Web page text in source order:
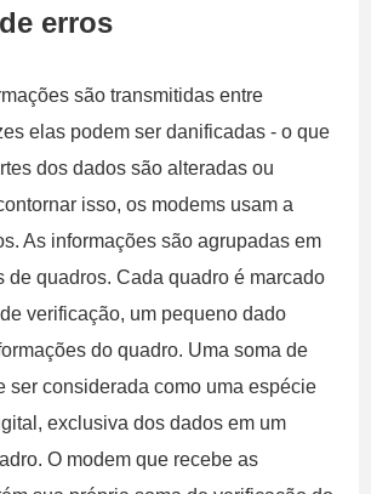
erros
são transmitidas entre
elas podem ser danificadas - o que
dos dados são alteradas ou
isso, os modems usam a
As informações são agrupadas em
de quadros. Cada quadro é marcado
verificação, um pequeno dado
do quadro. Uma soma de
ser considerada como uma espécie
exclusiva dos dados em um
O modem que recebe as